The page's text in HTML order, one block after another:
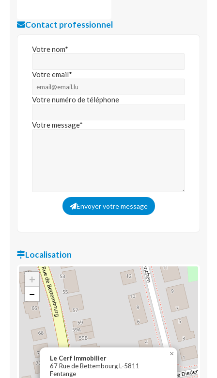
Contact professionnel
Votre nom*
Votre email*
Votre numéro de téléphone
Votre message*
Envoyer votre message
Localisation
Le Cerf Immobilier
67 Rue de Bettembourg L-5811
Fentange
×
+
−